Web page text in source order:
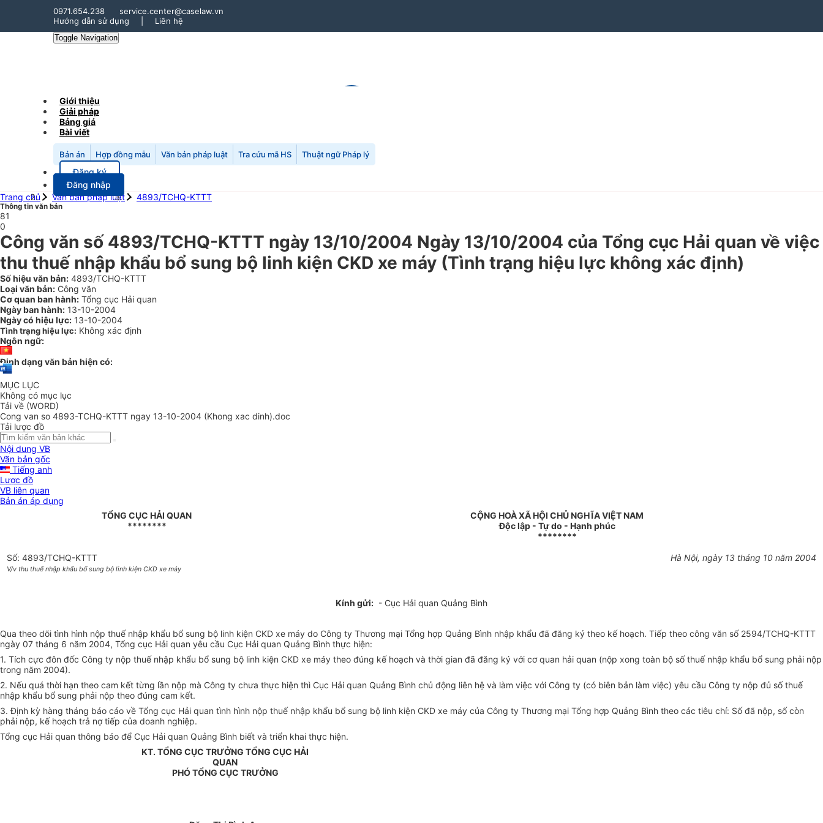
0971.654.238
service.center@caselaw.vn
Hướng dẫn sử dụng
Liên hệ
Toggle Navigation
Giới thiệu
Giải pháp
Bảng giá
Bài viết
Bản án Hợp đồng mẫu Văn bản pháp luật Tra cứu mã HS Thuật ngữ Pháp lý
Đăng ký
Đăng nhập
Trang chủ
Văn bản pháp luật 4893/TCHQ-KTTT
Thông tin văn bản
81
0
Công văn số 4893/TCHQ-KTTT ngày 13/10/2004 Ngày 13/10/2004 của Tổng cục Hải quan về việc
thu thuế nhập khẩu bổ sung bộ linh kiện CKD xe máy (Tình trạng hiệu lực không xác định)
Số hiệu văn bản: 4893/TCHQ-KTTT
Loại văn bản: Công văn
Cơ quan ban hành: Tổng cục Hải quan
Ngày ban hành: 13-10-2004
Ngày có hiệu lực: 13-10-2004
Tình trạng hiệu lực: Không xác định
Ngôn ngữ:
Định dạng văn bản hiện có:
MỤC LỤC
Không có mục lục
Tải về (WORD)
Cong van so 4893-TCHQ-KTTT ngay 13-10-2004 (Khong xac dinh).doc
Tải lược đồ
Nội dung VB
Văn bản gốc
Tiếng anh
Lược đồ
VB liên quan
Bản án áp dụng
TỔNG CỤC HẢI QUAN
********
CỘNG HOÀ XÃ HỘI CHỦ NGHĨA VIỆT NAM
Độc lập - Tự do - Hạnh phúc
********
Số: 4893/TCHQ-KTTT
V/v thu thuế nhập khẩu bổ sung bộ linh kiện CKD xe máy
Hà Nội, ngày 13 tháng 10 năm 2004
Kính gửi: - Cục Hải quan Quảng Bình
Qua theo dõi tình hình nộp thuế nhập khẩu bổ sung bộ linh kiện CKD xe máy do Công ty Thương mại Tổng hợp Quảng Bình nhập khẩu đã đăng ký theo kế hoạch. Tiếp theo công văn số 2594/TCHQ-KTTT
ngày 07 tháng 6 năm 2004, Tổng cục Hải quan yêu cầu Cục Hải quan Quảng Bình thực hiện:
1. Tích cực đôn đốc Công ty nộp thuế nhập khẩu bổ sung bộ linh kiện CKD xe máy theo đúng kế hoạch và thời gian đã đăng ký với cơ quan hải quan (nộp xong toàn bộ số thuế nhập khẩu bổ sung phải nộp
trong năm 2004).
2. Nếu quá thời hạn theo cam kết từng lần nộp mà Công ty chưa thực hiện thì Cục Hải quan Quảng Bình chủ động liên hệ và làm việc với Công ty (có biên bản làm việc) yêu cầu Công ty nộp đủ số thuế
nhập khẩu bổ sung phải nộp theo đúng cam kết.
3. Định kỳ hàng tháng báo cáo về Tổng cục Hải quan tình hình nộp thuế nhập khẩu bổ sung bộ linh kiện CKD xe máy của Công ty Thương mại Tổng hợp Quảng Bình theo các tiêu chí: Số đã nộp, số còn
phải nộp, kế hoạch trả nợ tiếp của doanh nghiệp.
Tổng cục Hải quan thông báo để Cục Hải quan Quảng Bình biết và triển khai thực hiện.
KT. TỔNG CỤC TRƯỞNG TỔNG CỤC HẢI
QUAN
PHÓ TỔNG CỤC TRƯỞNG